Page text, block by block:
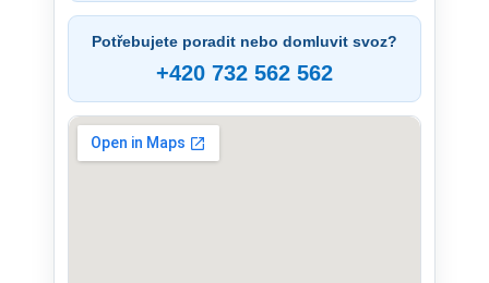
Potřebujete poradit nebo domluvit svoz?
+420 732 562 562